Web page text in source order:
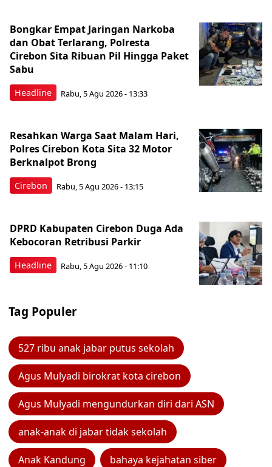
Headline
Bongkar Empat Jaringan Narkoba
dan Obat Terlarang, Polresta
Cirebon Sita Ribuan Pil Hingga Paket
Sabu
Rabu, 5 Agu 2026 - 13:33
Cirebon
Resahkan Warga Saat Malam Hari,
Polres Cirebon Kota Sita 32 Motor
Berknalpot Brong
Rabu, 5 Agu 2026 - 13:15
Headline
DPRD Kabupaten Cirebon Duga Ada
Kebocoran Retribusi Parkir
Rabu, 5 Agu 2026 - 11:10
Tag Populer
527 ribu anak jabar putus sekolah
Agus Mulyadi birokrat kota cirebon
Agus Mulyadi mengundurkan diri dari ASN
anak-anak di jabar tidak sekolah
Anak Kandung bahaya kejahatan siber